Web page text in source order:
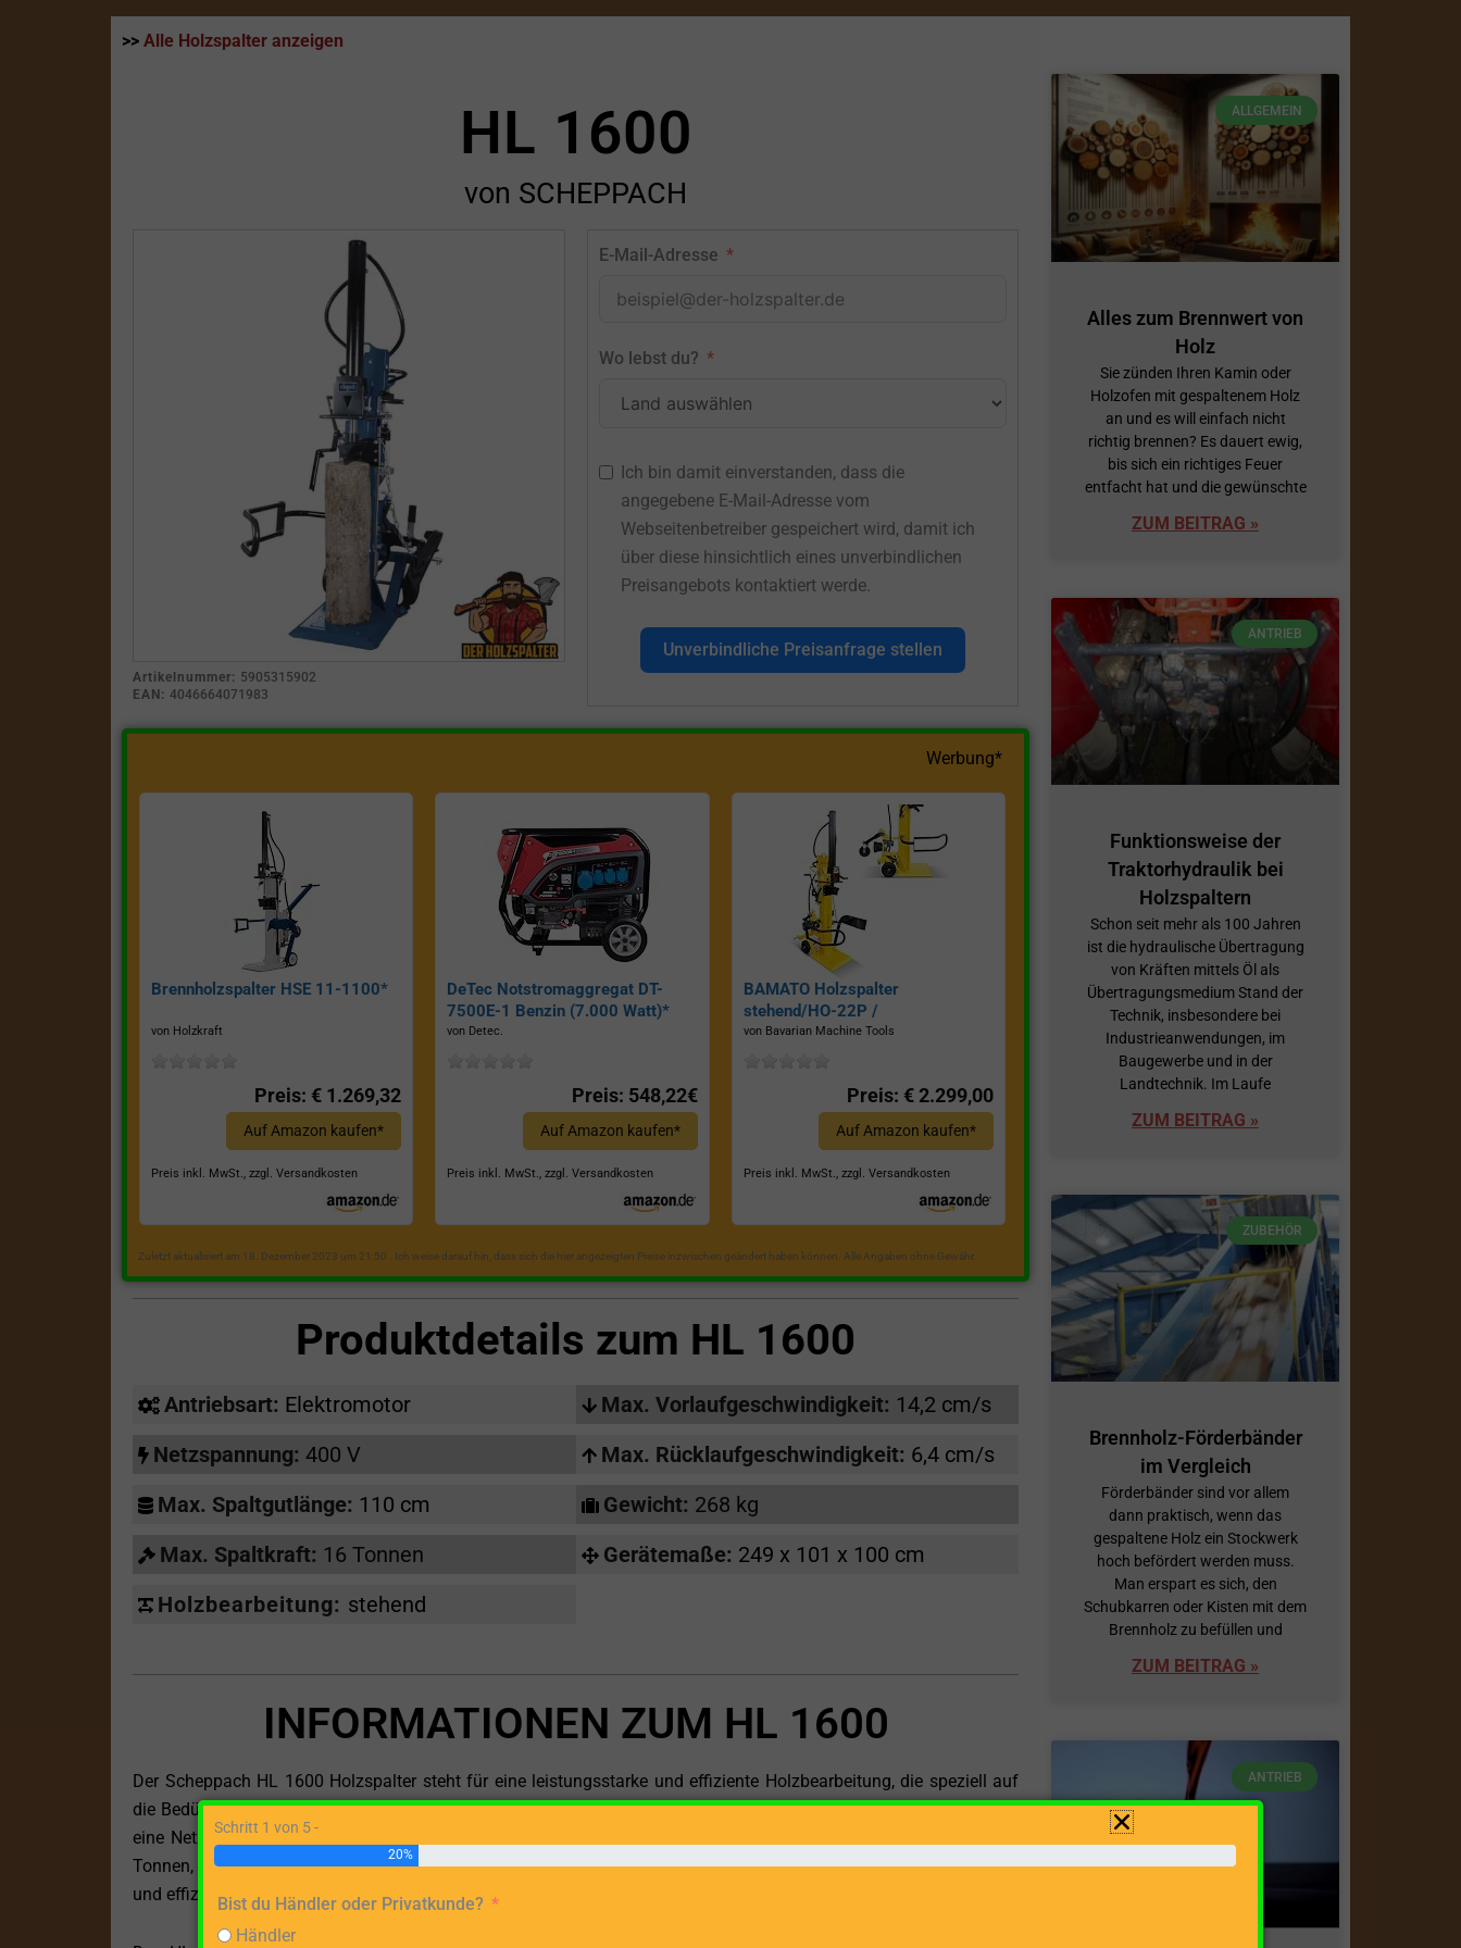
>> Alle Holzspalter anzeigen
HL 1600
von SCHEPPACH
Artikelnummer: 5905315902
EAN: 4046664071983
E-Mail-Adresse
Wo lebst du?
Ich bin damit einverstanden, dass die
angegebene E-Mail-Adresse vom
Webseitenbetreiber gespeichert wird, damit ich
über diese hinsichtlich eines unverbindlichen
Preisangebots kontaktiert werde.
Unverbindliche Preisanfrage stellen
Werbung*
Brennholzspalter HSE 11-1100*
von Holzkraft
Preis: € 1.269,32
Auf Amazon kaufen*
Preis inkl. MwSt., zzgl. Versandkosten
DeTec Notstromaggregat DT-
7500E-1 Benzin (7.000 Watt)*
von Detec.
Preis: 548,22€
Auf Amazon kaufen*
Preis inkl. MwSt., zzgl. Versandkosten
BAMATO Holzspalter
stehend/HO-22P /
Zapfwellenantrieb, Inkl.
von Bavarian Machine Tools
Preis: € 2.299,00
Auf Amazon kaufen*
Preis inkl. MwSt., zzgl. Versandkosten
Zuletzt aktualisiert am 18. Dezember 2023 um 21:50 . Ich weise darauf hin, dass sich die hier angezeigten Preise inzwischen geändert haben können. Alle Angaben ohne Gewähr.
Produktdetails zum HL 1600
Antriebsart: Elektromotor
Netzspannung: 400 V
Max. Spaltgutlänge: 110 cm
Max. Spaltkraft: 16 Tonnen
Holzbearbeitung: stehend
Max. Vorlaufgeschwindigkeit: 14,2 cm/s
Max. Rücklaufgeschwindigkeit: 6,4 cm/s
Gewicht: 268 kg
Gerätemaße: 249 x 101 x 100 cm
INFORMATIONEN ZUM HL 1600
Der Scheppach HL 1600 Holzspalter steht für eine leistungsstarke und effiziente Holzbearbeitung, die speziell auf
die Bedürfnisse anspruchsvoller Anwender abgestimmt ist. Ausgerüstet mit einem robusten Elektromotor, der durch
eine Netzspannung von 400 V angetrieben wird, bietet dieser Holzspalter eine beeindruckende Spaltkraft von 16
Tonnen, die selbst die härtesten und längsten Holzstücke bis zu einer maximalen Länge von 110 cm zuverlässig
und effizient spaltet.
ALLGEMEIN
Alles zum Brennwert von
Holz
Sie zünden Ihren Kamin oder
Holzofen mit gespaltenem Holz
an und es will einfach nicht
richtig brennen? Es dauert ewig,
bis sich ein richtiges Feuer
entfacht hat und die gewünschte
ZUM BEITRAG »
ANTRIEB
Funktionsweise der
Traktorhydraulik bei
Holzspaltern
Schon seit mehr als 100 Jahren
ist die hydraulische Übertragung
von Kräften mittels Öl als
Übertragungsmedium Stand der
Technik, insbesondere bei
Industrieanwendungen, im
Baugewerbe und in der
Landtechnik. Im Laufe
ZUM BEITRAG »
ZUBEHÖR
Brennholz-Förderbänder
im Vergleich
Förderbänder sind vor allem
dann praktisch, wenn das
gespaltene Holz ein Stockwerk
hoch befördert werden muss.
Man erspart es sich, den
Schubkarren oder Kisten mit dem
Brennholz zu befüllen und
ZUM BEITRAG »
ANTRIEB
Schritt 1 von 5 -
20%
Bist du Händler oder Privatkunde?
Händler